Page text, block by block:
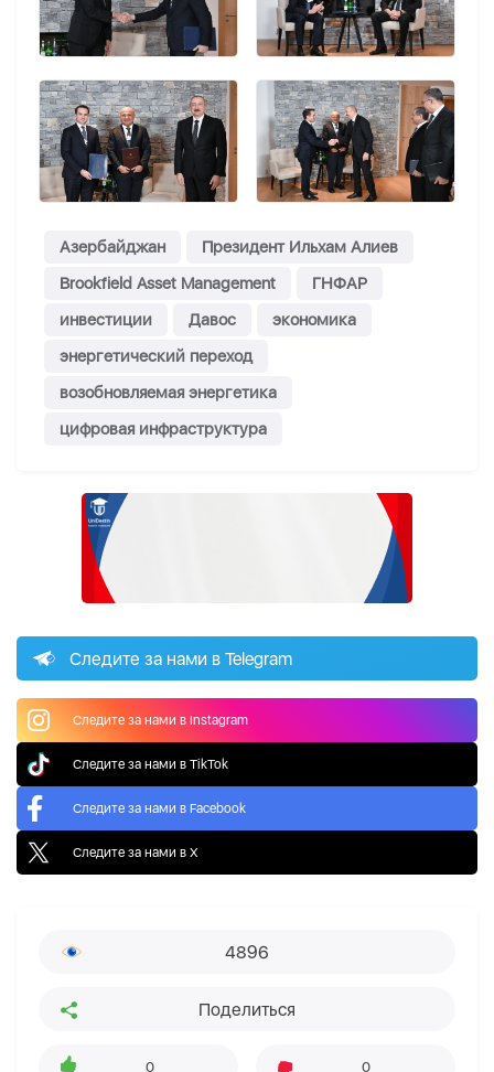
Азербайджан
Президент Ильхам Алиев
Brookfield Asset Management
ГНФАР
инвестиции
Давос
экономика
энергетический переход
возобновляемая энергетика
цифровая инфраструктура
Следите за нами в Telegram
Следите за нами в Instagram
Следите за нами в TikTok
Следите за нами в Facebook
Следите за нами в X
4896
Поделиться
0 0